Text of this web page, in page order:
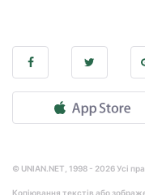
© UNIAN.NET, 1998 - 2026 Усі
Копіювання текстів або